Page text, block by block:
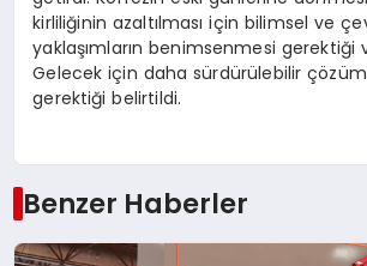
kirliliğinin azaltılması için bilimsel ve
yaklaşımların benimsenmesi gerektiği
Gelecek için daha sürdürülebilir
gerektiği belirtildi.
Benzer Haberler